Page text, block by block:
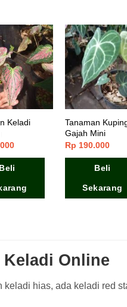
Keladi
Beli
Tanaman
Gajah Mini
Rp 190.000
Beli
Sekarang
Online
keladi hias, ada keladi red